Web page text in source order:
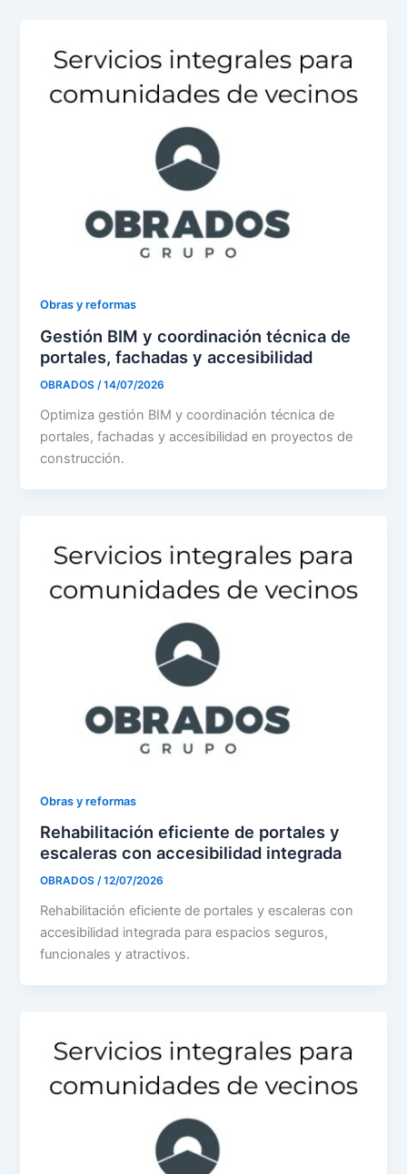
Obras y reformas
Gestión BIM y coordinación técnica de
portales, fachadas y accesibilidad
OBRADOS/14/07/2026
Optimiza gestión BIM y coordinación técnica de
portales, fachadas y accesibilidad en proyectos de
construcción.
Obras y reformas
Rehabilitación eficiente de portales y
escaleras con accesibilidad integrada
OBRADOS/12/07/2026
Rehabilitación eficiente de portales y escaleras con
accesibilidad integrada para espacios seguros,
funcionales y atractivos.